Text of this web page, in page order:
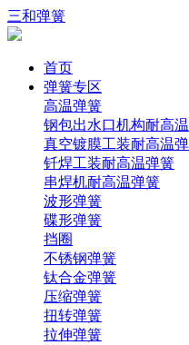
三和弹簧
首页
弹簧专区
高温弹簧
钢包出水口机构耐高
真空镀膜工装耐高温
钎焊工装耐高温弹簧
串焊机耐高温弹簧
波形弹簧
碟形弹簧
挡圈
不锈钢弹簧
钛合金弹簧
压缩弹簧
扭转弹簧
拉伸弹簧